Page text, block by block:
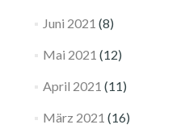
Juni 2021 (8)
Mai 2021 (12)
April 2021 (11)
März 2021 (16)